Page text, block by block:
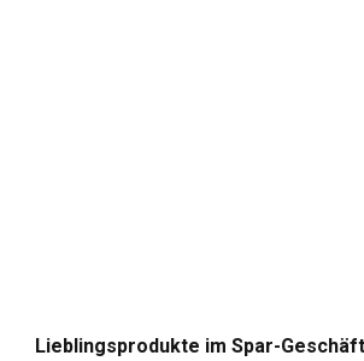
Lieblingsprodukte im Spar-